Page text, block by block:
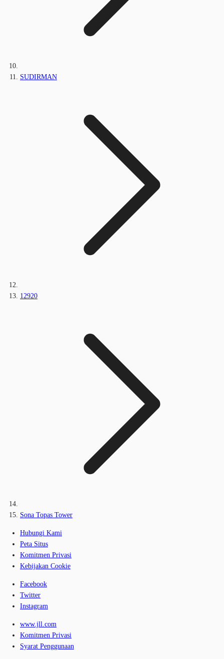
SUDIRMAN
12920
Sona Topas Tower
Hubungi Kami
Peta Situs
Komitmen Privasi
Kebijakan Cookie
Facebook
Twitter
Instagram
www.jll.com
Komitmen Privasi
Syarat Penggunaan